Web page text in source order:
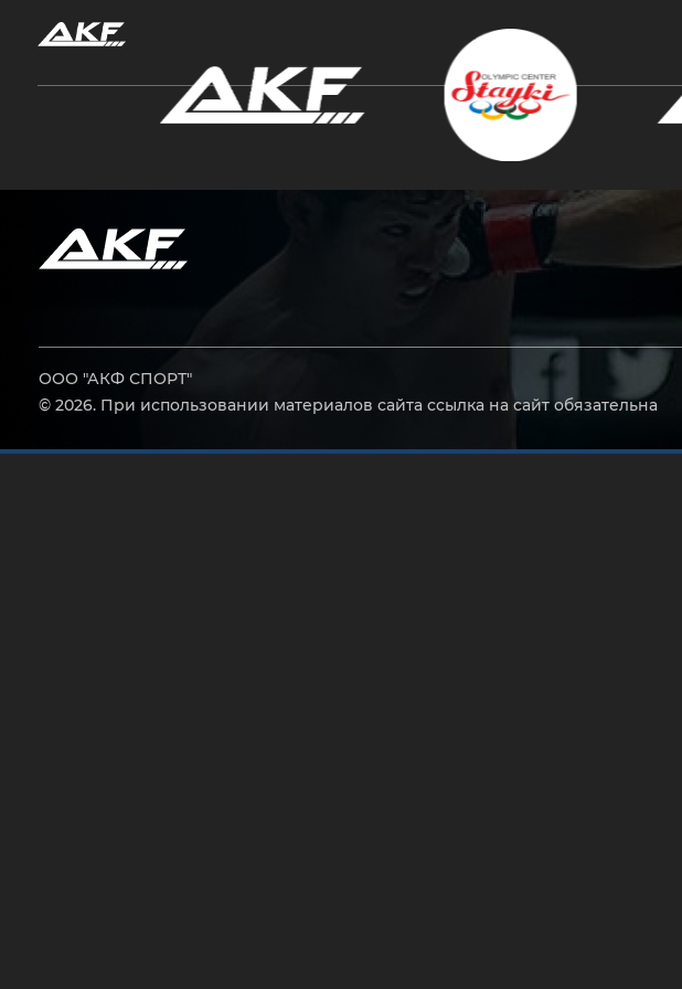
ООО "АКФ СПОРТ"
© 2026. При использовании материалов сайта ссылка на сайт обязательна
Нажмите Enter для поиска или Esc, чтобы закрыть